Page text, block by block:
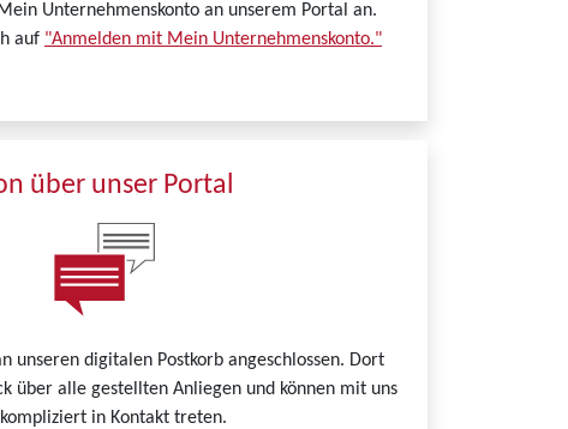
Unternehmenskonto an unserem Portal an.
auf "Anmelden mit Mein Unternehmenskonto."
über unser Portal
unseren digitalen Postkorb angeschlossen. Dort
über alle gestellten Anliegen und können mit uns
in Kontakt treten.